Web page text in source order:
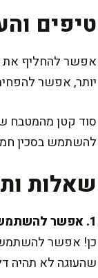
טיפים
אפשר להחליף את
יותר, אפשר
סוד קטן מהמטבח
להשתמש בסכין
שאלות
1. אפשר להשתמש בגבינה אחרת?
כן! אפשר להשתמש
שהעוגה לא תהיה